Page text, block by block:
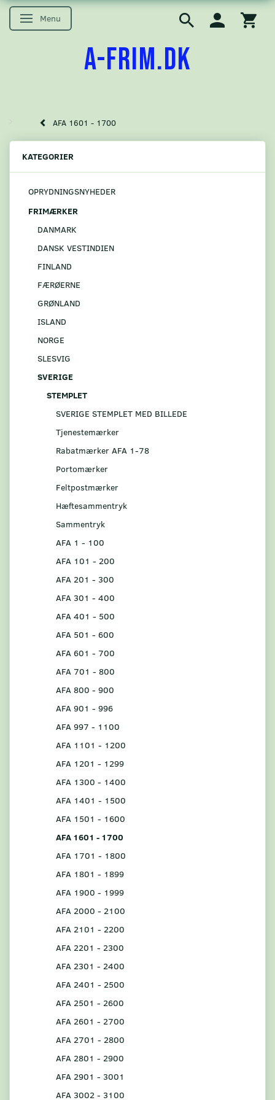
Skifte navigation
Menu
A-FRIM.DK
AFA 1601 - 1700
KATEGORIER
OPRYDNINGSNYHEDER
FRIMÆRKER
DANMARK
DANSK VESTINDIEN
FINLAND
FÆRØERNE
GRØNLAND
ISLAND
NORGE
SLESVIG
SVERIGE
STEMPLET
SVERIGE STEMPLET MED BILLEDE
Tjenestemærker
Rabatmærker AFA 1-78
Portomærker
Feltpostmærker
Hæftesammentryk
Sammentryk
AFA 1 - 100
AFA 101 - 200
AFA 201 - 300
AFA 301 - 400
AFA 401 - 500
AFA 501 - 600
AFA 601 - 700
AFA 701 - 800
AFA 800 - 900
AFA 901 - 996
AFA 997 - 1100
AFA 1101 - 1200
AFA 1201 - 1299
AFA 1300 - 1400
AFA 1401 - 1500
AFA 1501 - 1600
AFA 1601 - 1700
AFA 1701 - 1800
AFA 1801 - 1899
AFA 1900 - 1999
AFA 2000 - 2100
AFA 2101 - 2200
AFA 2201 - 2300
AFA 2301 - 2400
AFA 2401 - 2500
AFA 2501 - 2600
AFA 2601 - 2700
AFA 2701 - 2800
AFA 2801 - 2900
AFA 2901 - 3001
AFA 3002 - 3100